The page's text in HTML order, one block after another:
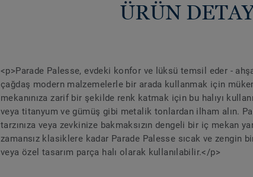
ÜRÜN
<p>Parade Palesse, evdeki konfor ve lüksü temsil eder -
çağdaş modern malzemelerle bir arada kullanmak için
mekanınıza zarif bir şekilde renk katmak için bu halıyı
veya titanyum ve gümüş gibi metalik tonlardan ilham alın.
tarzınıza veya zevkinize bakmaksızın dengeli bir iç mekan
zamansız klasiklere kadar Parade Palesse sıcak ve zengin
veya özel tasarım parça halı olarak kullanılabilir.</p>